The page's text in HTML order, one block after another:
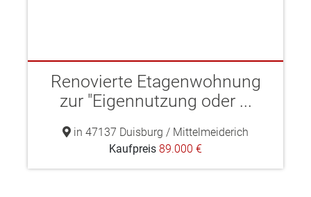
Renovierte Etagenwohnung
zur "Eigennutzung oder ...
in 47137 Duisburg / Mittelmeiderich
Kaufpreis 89.000 €